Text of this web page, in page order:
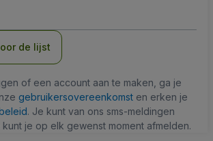
de lijst
of een account aan te maken, ga je
gebruikersovereenkomst en erken je
. Je kunt van ons sms-meldingen
je op elk gewenst moment afmelden.